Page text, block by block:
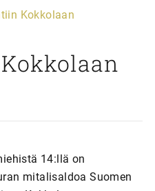
Kokkolaan
14:llä on
mitalisaldoa Suomen